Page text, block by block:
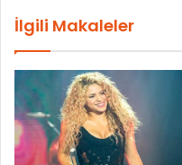
İlgili Makaleler